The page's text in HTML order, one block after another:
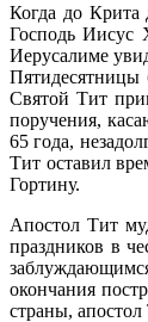
Когда до Крита
Господь Иисус
Иерусалиме
Пятидесятницы
Святой Тит
поручения,
65 года,
Тит оставил
Гортину.
Апостол Тит
праздников в
окончания
страны,